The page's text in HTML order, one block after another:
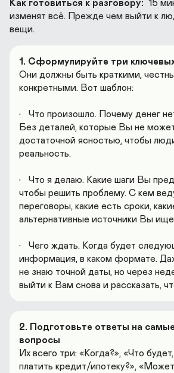
Как готовиться к разговору: 15
изменят всё. Прежде чем выйти к
1. Сформулируйте три
Они должны быть краткими,
конкретными. Вот шаблон:
•	Что произошло. Почему денег нет именно сейчас.
Без деталей, которые Вы не
достаточной ясностью, чтобы
реальность.
•	Что я делаю. Какие шаги Вы предпринимаете,
чтобы решить проблему. С кем
переговоры, какие есть сроки,
альтернативные источники Вы
•	Чего ждать. Когда будет следующая
информация, в каком формате.
не знаю точной даты, но через
выйти к Вам снова и рассказать,
2. Подготовьте ответы на
вопросы
Их всего три: «Когда?», «Что
платить кредит/ипотеку?»,